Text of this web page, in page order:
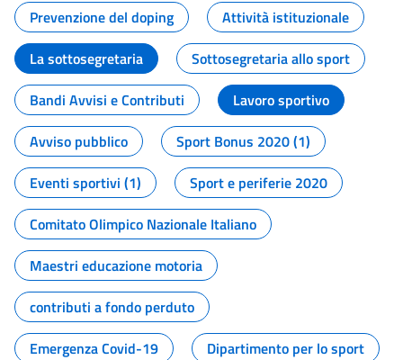
Prevenzione del doping
Attività istituzionale
La sottosegretaria
Sottosegretaria allo sport
Bandi Avvisi e Contributi
Lavoro sportivo
Avviso pubblico
Sport Bonus 2020 (1)
Eventi sportivi (1)
Sport e periferie 2020
Comitato Olimpico Nazionale Italiano
Maestri educazione motoria
contributi a fondo perduto
Emergenza Covid-19
Dipartimento per lo sport